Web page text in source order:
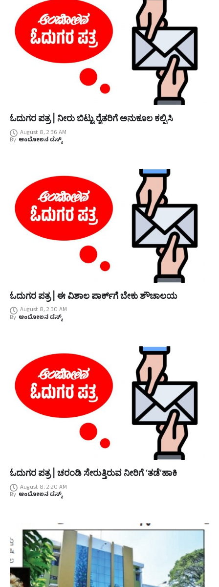
ಓದುಗರ ಪತ್ರ | ನೀರು ಬಿಟ್ಟು ರೈತರಿಗೆ ಅನುಕೂಲ ಕಲ್ಪಿಸಿ
August 8, 2:36 AM
By ಆಂದೋಲನ ಡೆಸ್ಕ್
ಓದುಗರ ಪತ್ರ | ಈ ವಿಶಾಲ ಪಾರ್ಕ್‌ಗೆ ಬೇಕು ಶೌಚಾಲಯ
August 8, 2:30 AM
By ಆಂದೋಲನ ಡೆಸ್ಕ್
ಓದುಗರ ಪತ್ರ | ಚರಂಡಿ ಸೇರುತ್ತಿರುವ ನೀರಿಗೆ ‘ತಡೆ’ಹಾಕಿ
August 8, 2:20 AM
By ಆಂದೋಲನ ಡೆಸ್ಕ್